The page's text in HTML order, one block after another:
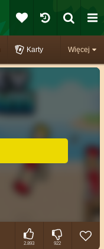
Więcej
Karty
2.893 922